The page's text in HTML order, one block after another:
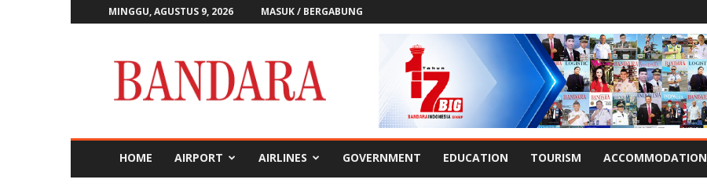
MINGGU, AGUSTUS 9, 2026 MASUK / BERGABUNG
Bandara
HOME AIRPORT AIRLINES GOVERNMENT EDUCATION TOURISM ACCOMMODATION